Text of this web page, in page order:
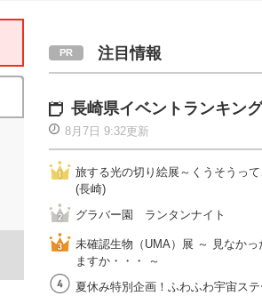
注目情報
長崎県イベントランキング
8月7日 9:32更新
旅する光の切り絵展～くうそうっ
(長崎)
グラバー園 ランタンナイト
未確認生物（UMA）展 ～ 見なかっ
ますか・・・ ～
夏休み特別企画！ふわふわ宇宙ス